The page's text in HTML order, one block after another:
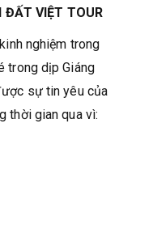
ĐẤT VIỆT TOUR
nghiệm trong
trong dịp Giáng
sự tin yêu của
thời gian qua vì: